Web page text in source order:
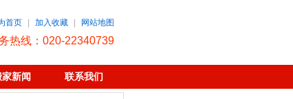
首页 加入收藏 网站地图
热线：020-22340739
新闻 联系我们